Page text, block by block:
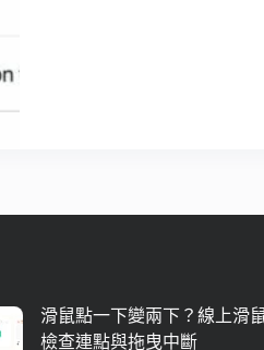
滑鼠點一下變兩下？線上滑
檢查連點與拖曳中斷